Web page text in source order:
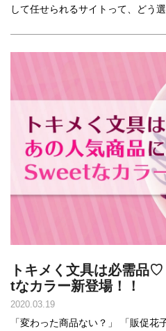
して任せられるサイトって、どう
トキメく文具は必需品
tなカラー新登場！！
2020.03.19
「変わった商品ない？」 「販促